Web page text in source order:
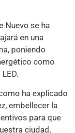
Nuevo se ha
en una
poniendo
como
ha explicado
embellecer la
para que
ciudad,